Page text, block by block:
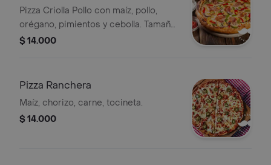
Pizza Criolla Pollo con maíz, pollo,
orégano, pimientos y cebolla. Tamaño
a elegir.
$ 14.000
Pizza Ranchera
Maíz, chorizo, carne, tocineta.
$ 14.000